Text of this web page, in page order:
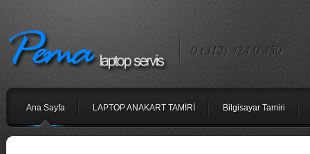
0 (312) 424 0 450
Ana Sayfa LAPTOP ANAKART TAMİRİ Bilgisayar Tamiri